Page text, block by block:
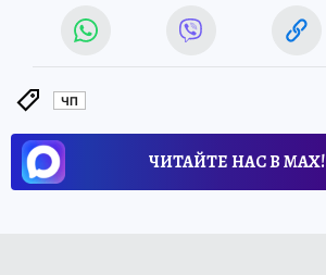
ЧП
ЧИТАЙТЕ НАС В МАХ!